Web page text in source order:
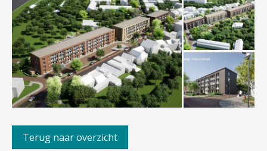
Terug naar overzicht